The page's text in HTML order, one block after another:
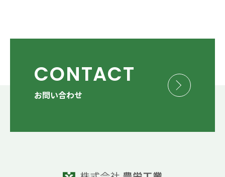
CONTACT
お問い合わせ